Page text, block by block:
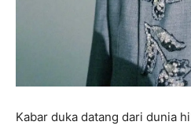
Kabar duka datang dari dunia